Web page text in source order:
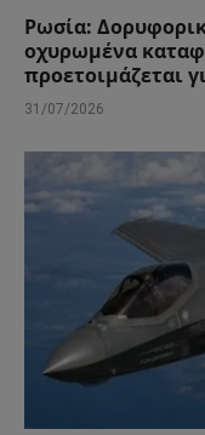
Ρωσία:
οχυρωμένα
προετοιμάζεται
31/07/2026